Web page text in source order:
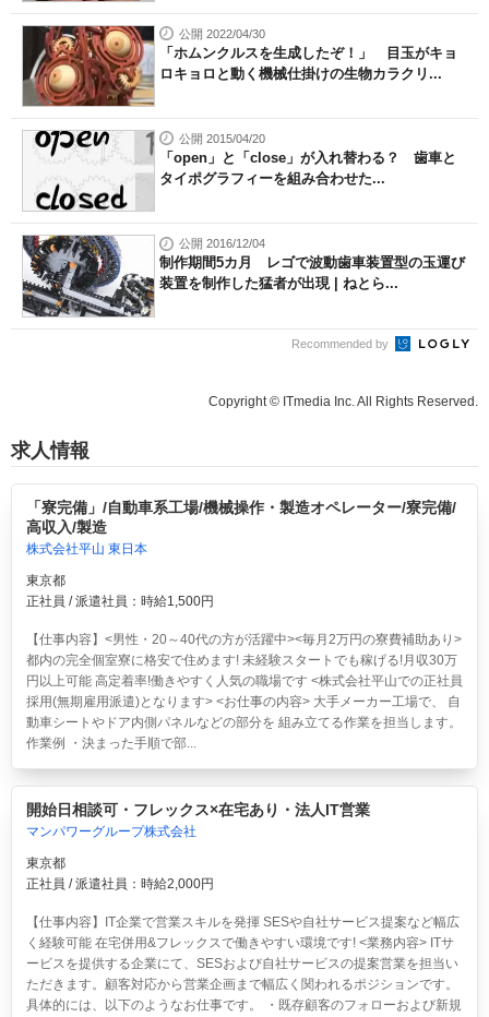
公開 2022/04/30
「ホムンクルスを生成したぞ！」 目玉がキョ
ロキョロと動く機械仕掛けの生物カラクリ...
公開 2015/04/20
「open」と「close」が入れ替わる？ 歯車と
タイポグラフィーを組み合わせた...
公開 2016/12/04
制作期間5カ月 レゴで波動歯車装置型の玉運び
装置を制作した猛者が出現 | ねとら...
Recommended by
Copyright © ITmedia Inc. All Rights Reserved.
求人情報
「寮完備」/自動車系工場/機械操作・製造オペレーター/寮完備/
高収入/製造
株式会社平山 東日本
東京都
正社員 / 派遣社員：時給1,500円
【仕事内容】<男性・20～40代の方が活躍中><毎月2万円の寮費補助あり>
都内の完全個室寮に格安で住めます! 未経験スタートでも稼げる!月収30万
円以上可能 高定着率!働きやすく人気の職場です <株式会社平山での正社員
採用(無期雇用派遣)となります> <お仕事の内容> 大手メーカー工場で、 自
動車シートやドア内側パネルなどの部分を 組み立てる作業を担当します。
作業例 ・決まった手順で部...
開始日相談可・フレックス×在宅あり・法人IT営業
マンパワーグループ株式会社
東京都
正社員 / 派遣社員：時給2,000円
【仕事内容】IT企業で営業スキルを発揮 SESや自社サービス提案など幅広
く経験可能 在宅併用&フレックスで働きやすい環境です! <業務内容> ITサ
ービスを提供する企業にて、SESおよび自社サービスの提案営業を担当い
ただきます。顧客対応から営業企画まで幅広く関われるポジションです。
具体的には、以下のようなお仕事です。 ・既存顧客のフォローおよび新規